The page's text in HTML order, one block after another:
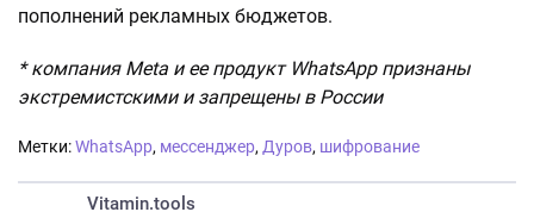
пополнений рекламных бюджетов.
* компания Meta и ее продукт WhatsApp признаны
экстремистскими и запрещены в России
Метки:WhatsApp, мессенджер, Дуров, шифрование
Vitamin.tools